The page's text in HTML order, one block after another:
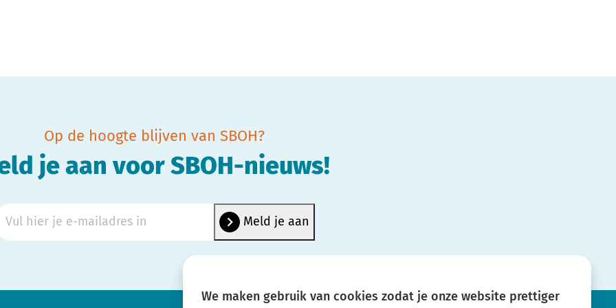
Op de hoogte blijven van SBOH?
je aan voor SBOH-nieuws!
We maken gebruik van cookies zodat je onze website prettiger